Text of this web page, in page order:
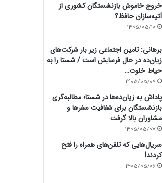
خروج خاموش بازنشستگان کشوری از
آتیه‌سازان حافظ؟
1405/05/10
برهانی: تامین اجتماعی زیر بار شرکت‌های
زیان‌ده در حال فرسایش است / شستا را به
حیاط خلوت…
1405/05/09
پاداش به زیان‌ده‌ها در شستا؛ مطالبه‌گری
بازنشستگان برای شفافیت سفرها و
مشاوران بالا گرفت
1405/05/07
سریال‌هایی که تلفن‌های همراه را فتح
کردند!
1405/05/06